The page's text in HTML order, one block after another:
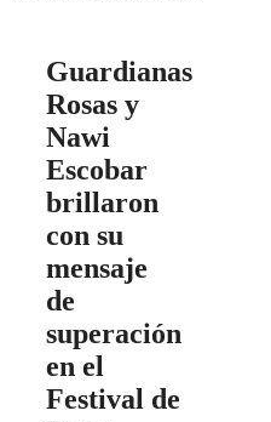
Guardianas
Rosas y
Nawi
Escobar
brillaron
con su
mensaje
de
superación
en el
Festival de